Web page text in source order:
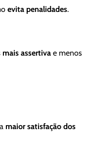
evita penalidades.
assertiva e menos
maior satisfação dos